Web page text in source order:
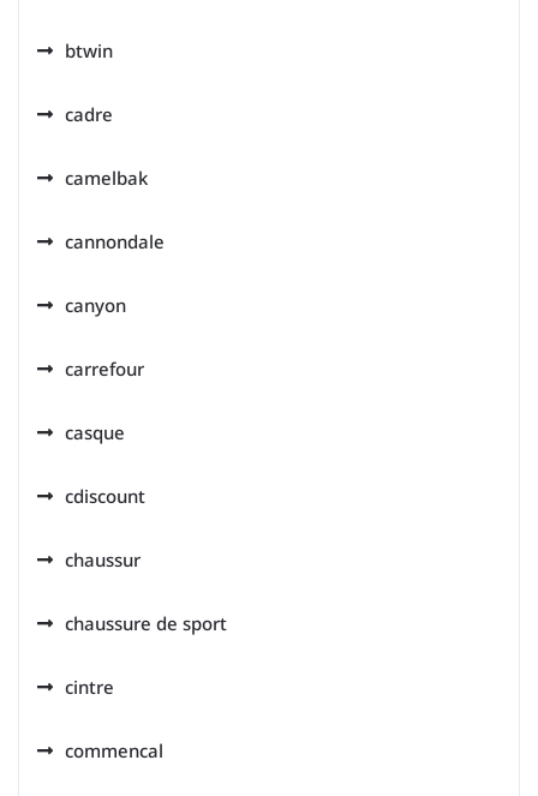
btwin
cadre
camelbak
cannondale
canyon
carrefour
casque
cdiscount
chaussur
chaussure de sport
cintre
commencal